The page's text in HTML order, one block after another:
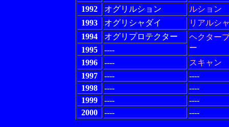
1992
オグリルション
ルション
1993
オグリシャダイ
リアルシ
1994
オグリプロテクター
ヘクター
ー
1995
----
1996
----
スキャン
1997
----
----
1998
----
----
1999
----
----
2000
---- ----